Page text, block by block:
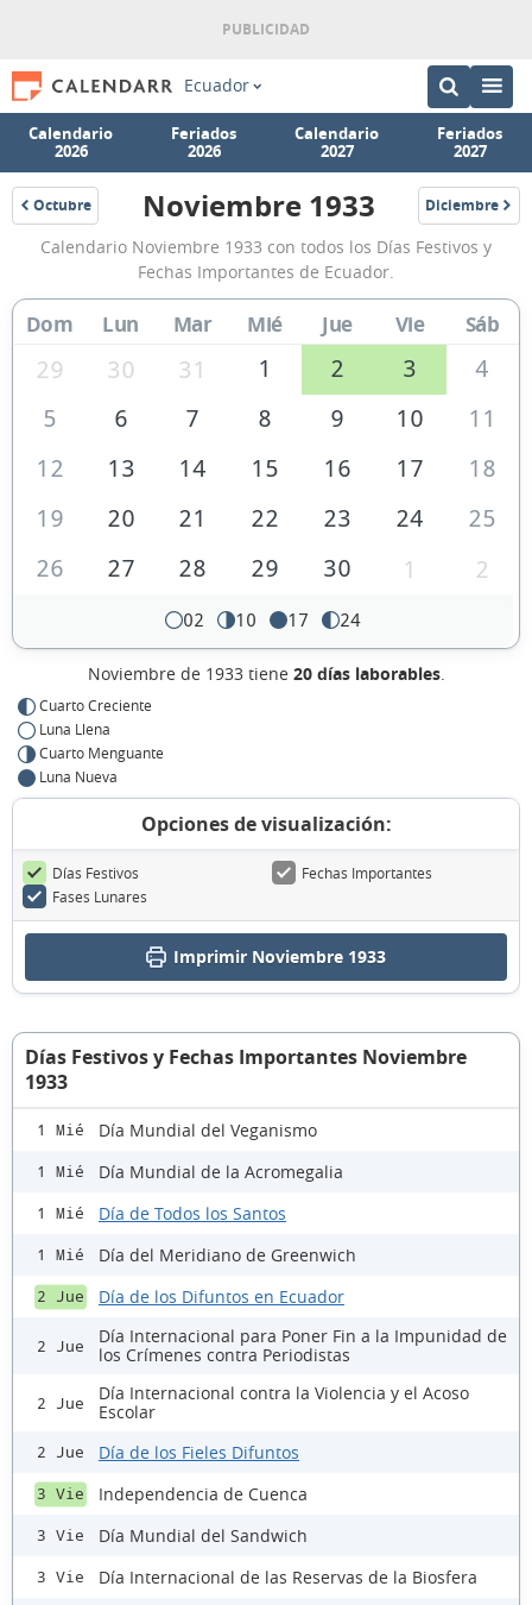
Ecuador
Calendario
2026
Feriados
2026
Calendario
2027
Feriados
2027
Octubre
1933
Calendario
Noviembre
1933
de
Ecuador
Noviembre 1933 Diciembre
1933
Calendario Noviembre 1933 con todos los Días Festivos y
Fechas Importantes de Ecuador.
Dom Lun Mar Mié Jue Vie Sáb
29 30 31 1 2 3
4
5
6 7 8 9 10
11
12
13 14 15 16 17
18
19
20 21 22 23 24
25
26
27 28 29 30 1 2
02 10 17 24
Noviembre de 1933 tiene 20 días laborables.
Cuarto Creciente
Luna Llena
Cuarto Menguante
Luna Nueva
Opciones de visualización:
Días Festivos
Fechas Importantes
Fases Lunares
Imprimir Noviembre 1933
Días Festivos y Fechas Importantes Noviembre
1933
1 Mié Día Mundial del Veganismo
1 Mié Día Mundial de la Acromegalia
1 Mié Día de Todos los Santos
1 Mié Día del Meridiano de Greenwich
2 Jue Día de los Difuntos en Ecuador
2 Jue
Día Internacional para Poner Fin a la Impunidad de
los Crímenes contra Periodistas
2 Jue
Día Internacional contra la Violencia y el Acoso
Escolar
2 Jue Día de los Fieles Difuntos
3 Vie Independencia de Cuenca
3 Vie Día Mundial del Sandwich
3 Vie Día Internacional de las Reservas de la Biosfera